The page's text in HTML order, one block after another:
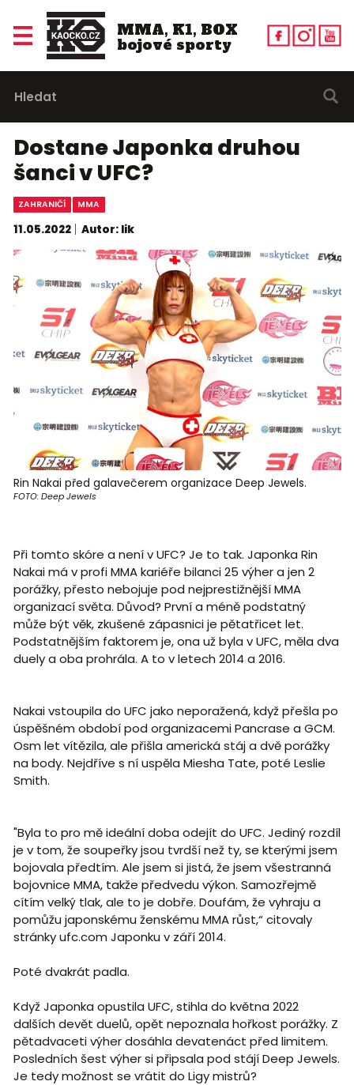
MMA, K1, BOX
bojové sporty
Dostane Japonka druhou
šanci v UFC?
ZAHRANIČÍ MMA
11.05.2022 Autor: lik
Rin Nakai před galavečerem organizace Deep Jewels.
FOTO: Deep Jewels
Při tomto skóre a není v UFC? Je to tak. Japonka Rin
Nakai má v profi MMA kariéře bilanci 25 výher a jen 2
porážky, přesto nebojuje pod nejprestižnější MMA
organizací světa. Důvod? První a méně podstatný
může být věk, zkušené zápasnici je pětatřicet let.
Podstatnějším faktorem je, ona už byla v UFC, měla dva
duely a oba prohrála. A to v letech 2014 a 2016.
Nakai vstoupila do UFC jako neporažená, když přešla po
úspěšném období pod organizacemi Pancrase a GCM.
Osm let vítězila, ale přišla americká stáj a dvě porážky
na body. Nejdříve s ní uspěla Miesha Tate, poté Leslie
Smith.
"Byla to pro mě ideální doba odejít do UFC. Jediný rozdíl
je v tom, že soupeřky jsou tvrdší než ty, se kterými jsem
bojovala předtím. Ale jsem si jistá, že jsem všestranná
bojovnice MMA, takže předvedu výkon. Samozřejmě
cítím velký tlak, ale to je dobře. Doufám, že vyhraju a
pomůžu japonskému ženskému MMA růst,“ citovaly
stránky ufc.com Japonku v září 2014.
Poté dvakrát padla.
Když Japonka opustila UFC, stihla do května 2022
dalších devět duelů, opět nepoznala hořkost porážky. Z
pětadvaceti výher dosáhla devatenáct před limitem.
Posledních šest výher si připsala pod stájí Deep Jewels.
Je tedy možnost se vrátit do Ligy mistrů?